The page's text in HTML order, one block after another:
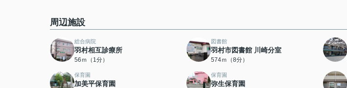
周辺施設
総合病院
羽村相互診療所
56ｍ（1分）
図書館
羽村市図書館 川崎分室
574ｍ（8分）
保育園
加美平保育園
保育園
弥生保育園